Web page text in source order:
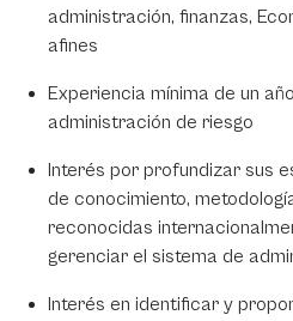
administración, finanzas,
afines
Experiencia mínima de un
administración de riesgo
Interés por profundizar sus
de conocimiento,
reconocidas
gerenciar el sistema de
Interés en identificar y